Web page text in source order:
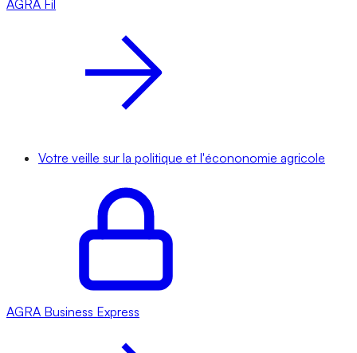
AGRA Fil
Votre veille sur la politique et l'écononomie agricole
AGRA Business Express